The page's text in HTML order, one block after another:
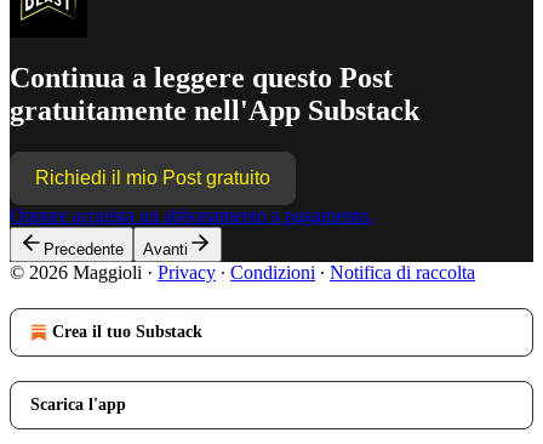
Continua a leggere questo Post
gratuitamente nell'App Substack
Richiedi il mio Post gratuito
Oppure acquista un abbonamento a pagamento.
Precedente Avanti
© 2026 Maggioli · Privacy ∙ Condizioni ∙ Notifica di raccolta
Crea il tuo Substack
Scarica l'app